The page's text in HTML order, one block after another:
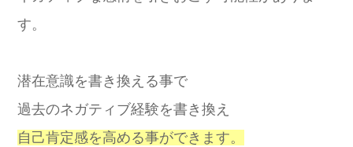
す。
潜在意識を書き換える事で
過去のネガティブ経験を書き換え
自己肯定感を高める事ができます。